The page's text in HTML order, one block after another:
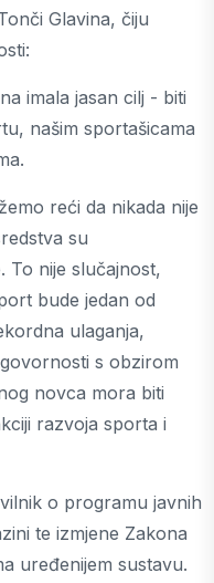
Glavina, čiju
imala jasan cilj - biti
našim sportašicama
reći da nikada nije
su
To nije slučajnost,
bude jedan od
ulaganja,
s obzirom
novca mora biti
razvoja sporta i
o programu javnih
te izmjene Zakona
uređenijem sustavu.